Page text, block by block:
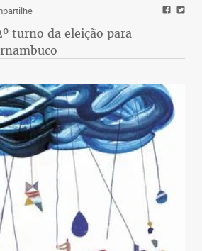
turno da eleição para